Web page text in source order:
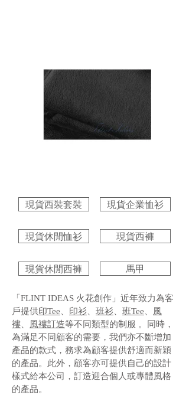
現貨西裝套裝
現貨休閒恤衫
現貨休閒西褲
現貨企業恤衫
現貨西褲
馬甲
「FLINT IDEAS 火花創作」近年致力為客
戶提供印Tee 印衫 班衫 班Tee
風
褸
風褸訂造等不同類型的制服 。同時，
為滿足不同顧客的需要，我們亦不斷增加
產品的款式，務求為顧客提供舒適而新穎
的產品。此外，顧客亦可提供自己的設計
樣式給本公司，訂造迎合個人或專體風格
的產品。